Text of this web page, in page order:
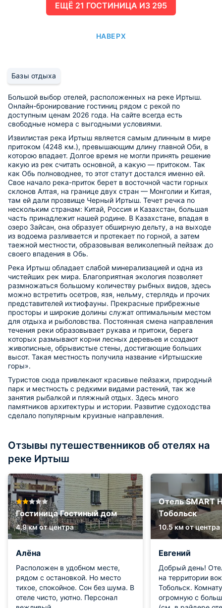
ЕЩË 21 ГОСТИНИЦА ИЗ 295
НАВЕРХ
Базы отдыха
Большой выбор отелей, расположенных на реке Иртыш.
Онлайн-бронирование гостиниц рядом с рекой по
доступным ценам 2026 года. На сайте всегда есть
свободные номера с выгодными условиями.
Извилистая река Иртыш является самым длинным в мире
притоком (4248 км.), превышающим длину главной Оби, в
которою впадает. Долгое время не могли принять решение
какую из рек считать основной, а какую — притоком. Так
как Обь полноводнее, то этот статут достался именно ей.
Свое начало река-приток берет в восточной части горных
склонов Алтая, на границе двух стран — Монголии и Китая,
там ей дали прозвище Черный Иртыш. Течет речка по
нескольким странам: Китай, Россия и Казахстан, большая
часть принадлежит нашей родине. В Казахстане, впадая в
озеро Зайсан, она образует обширную дельту, а на выходе
из водоема разливается и протекает по горной, а затем
таежной местности, образовывая великолепный пейзаж до
своего впадения в Обь.
Река Иртыш обладает слабой минерализацией и одна из
чистейших рек мира. Благоприятная экология позволяет
размножаться большому количеству рыбных видов, здесь
можно встретить осетров, язя, нельму, стерлядь и прочих
представителей ихтиофауны. Прекрасные прибрежные
просторы и широкие долины служат оптимальным местом
для отдыха и рыболовства. Постоянная смена направления
течения реки образовывает рукава и притоки, берега
которых размывают корни лесных деревьев и создают
живописные, обрывистые стены, достигающие больших
высот. Такая местность получила название «Иртышские
горы».
Туристов сюда привлекают красивые пейзажи, природный
парк и местность с редкими видами растений, так же
занятия рыбалкой и пляжный отдых. Здесь много
памятников архитектуры и истории. Развитие судоходства
сделало популярным круизные направления.
Отзывы путешественников об отелях на
реке Иртыш
Гостиница Гостиный дом
4.9 км от центра
Алёна
Расположен в удобном месте,
рядом с остановкой. Но место
тихое, спокойное. Сон без шума. В
отеле чисто, уютно. Персонал
Отель SMART
Тобольск
10.5 км от центра
Евгений
Добрый день!
на территории
Тобольск.
огромную с